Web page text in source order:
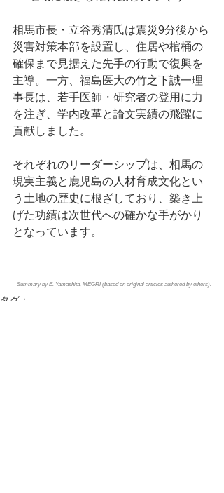
相馬市長・立谷秀清氏は震災9分後から
災害対策本部を設置し、住居や棺桶の
確保まで見据えた先手の行動で復興を
主導。一方、福島医大の竹之下誠一理
事長は、若手医師・研究者の登用に力
を注ぎ、学内改革と論文実績の飛躍に
貢献しました。
それぞれのリーダーシップは、相馬の
現実主義と鹿児島の人材育成文化とい
う土地の歴史に根ざしており、築き上
げた功績は次世代への確かな手がかり
となっています。
Summary by E. Yamashita, MEGRI (based on original articles authored by others).
タグ：